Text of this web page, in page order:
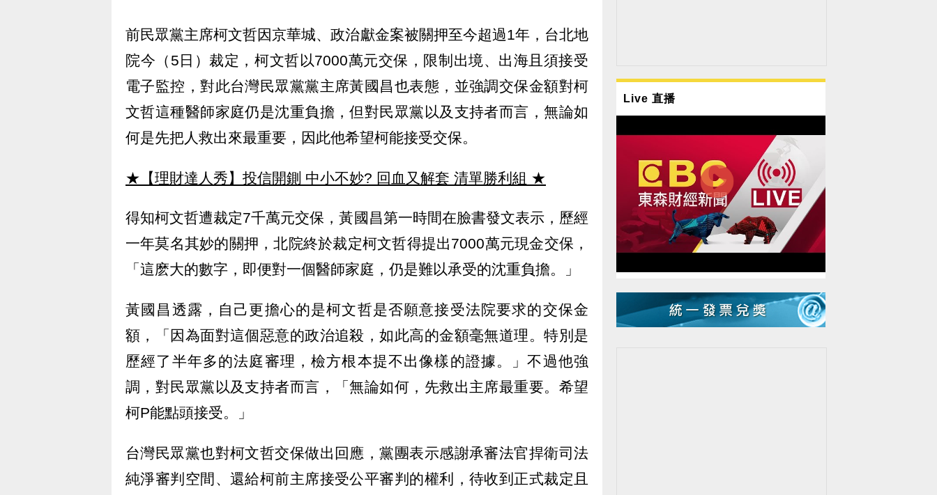
前民眾黨主席柯文哲因京華城、政治獻金案被關押至今超過1年，台北地
院今（5日）裁定，柯文哲以7000萬元交保，限制出境、出海且須接受
電子監控，對此台灣民眾黨黨主席黃國昌也表態，並強調交保金額對柯
文哲這種醫師家庭仍是沈重負擔，但對民眾黨以及支持者而言，無論如
何是先把人救出來最重要，因此他希望柯能接受交保。
★【理財達人秀】投信開鍘 中小不妙? 回血又解套 清單勝利組 ★
得知柯文哲遭裁定7千萬元交保，黃國昌第一時間在臉書發文表示，歷經
一年莫名其妙的關押，北院終於裁定柯文哲得提出7000萬元現金交保，
「這麽大的數字，即便對一個醫師家庭，仍是難以承受的沈重負擔。」
黃國昌透露，自己更擔心的是柯文哲是否願意接受法院要求的交保金
額，「因為面對這個惡意的政治追殺，如此高的金額毫無道理。特別是
歷經了半年多的法庭審理，檢方根本提不出像樣的證據。」不過他強
調，對民眾黨以及支持者而言，「無論如何，先救出主席最重要。希望
柯P能點頭接受。」
台灣民眾黨也對柯文哲交保做出回應，黨團表示感謝承審法官捍衛司法
純淨審判空間、還給柯前主席接受公平審判的權利，待收到正式裁定且
Live 直播